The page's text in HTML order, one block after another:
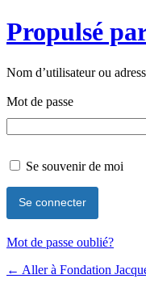
Propulsé
Nom d’utilisateur ou
Mot de passe
Se souvenir de moi
Mot de passe oublié?
← Aller à Fondation